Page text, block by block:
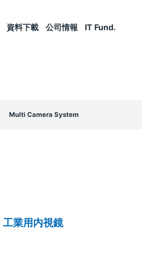
資料下載 公司情報 IT Fund.
Multi Camera System
工業用内視鏡